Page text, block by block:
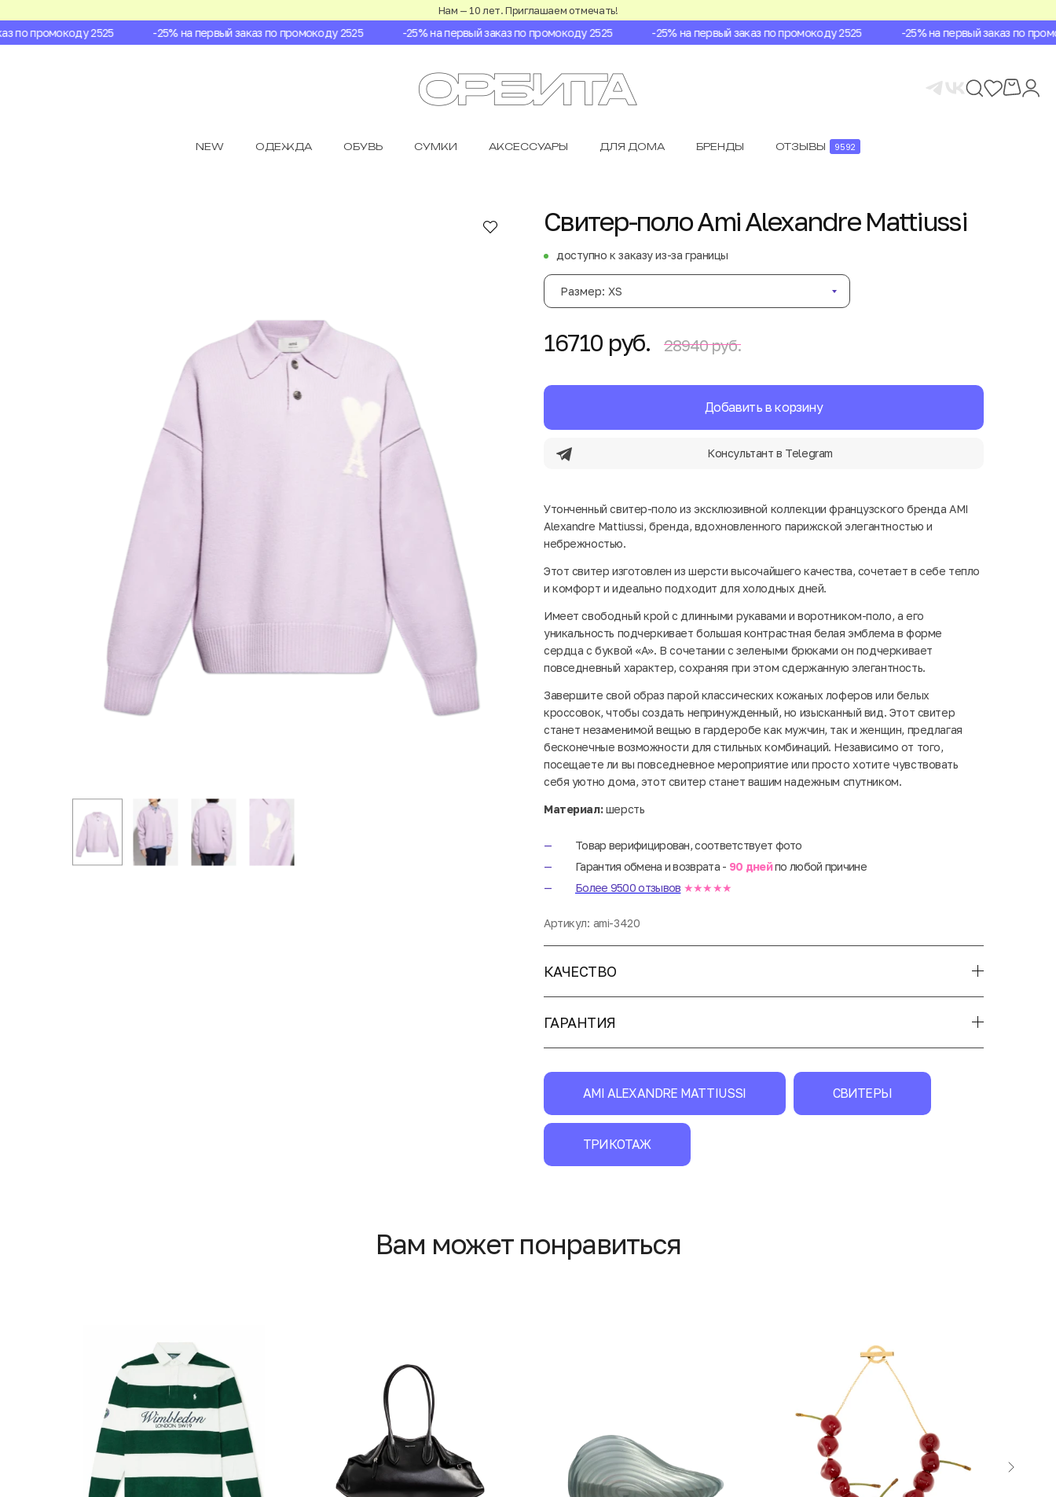
Нам — 10 лет. Приглашаем отмечать!
по промокоду 2525 -25% на первый заказ по промокоду 2525 -25% на первый заказ по промокоду 2525 -25% на первый заказ по промокоду 2525 -25% на первый заказ по
NEW ОДЕЖДА ОБУВЬ СУМКИ АКСЕССУАРЫ ДЛЯ ДОМА БРЕНДЫ ОТЗЫВЫ 9592
Свитер-поло Ami Alexandre Mattiussi
доступно к заказу из-за границы
Размер: XS
16710 руб. 28940 руб.
Добавить в корзину
Консультант в Telegram
Утонченный свитер-поло из эксклюзивной коллекции французского бренда AMI
Alexandre Mattiussi, бренда, вдохновленного парижской элегантностью и
небрежностью.
Этот свитер изготовлен из шерсти высочайшего качества, сочетает в себе тепло
и комфорт и идеально подходит для холодных дней.
Имеет свободный крой с длинными рукавами и воротником-поло, а его
уникальность подчеркивает большая контрастная белая эмблема в форме
сердца с буквой «А». В сочетании с зелеными брюками он подчеркивает
повседневный характер, сохраняя при этом сдержанную элегантность.
Завершите свой образ парой классических кожаных лоферов или белых
кроссовок, чтобы создать непринужденный, но изысканный вид. Этот свитер
станет незаменимой вещью в гардеробе как мужчин, так и женщин, предлагая
бесконечные возможности для стильных комбинаций. Независимо от того,
посещаете ли вы повседневное мероприятие или просто хотите чувствовать
себя уютно дома, этот свитер станет вашим надежным спутником.
Материал:шерсть
Товар верифицирован, соответствует фото
Гарантия обмена и возврата - 90 днейпо любой причине
Более 9500 отзывов ★★★★★
Артикул: ami-3420
КАЧЕСТВО
ГАРАНТИЯ
AMI ALEXANDRE MATTIUSSI СВИТЕРЫ
ТРИКОТАЖ
Вам может понравиться